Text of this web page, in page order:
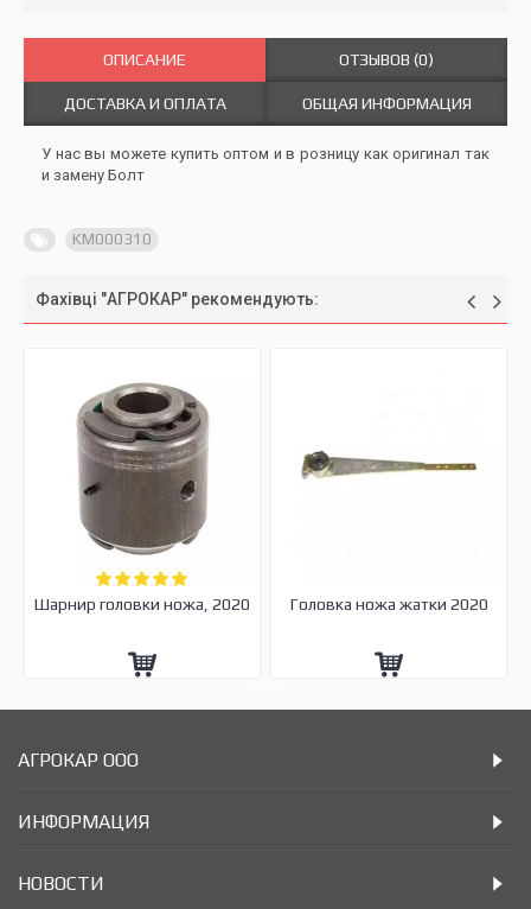
ОПИСАНИЕ ОТЗЫВОВ (0)
ДОСТАВКА И ОПЛАТА ОБЩАЯ ИНФОРМАЦИЯ
У нас вы можете купить оптом и в розницу как оригинал так
и замену Болт
KM000310
Фахівці "АГРОКАР" рекомендують:
Шарнир головки ножа, 2020 Головка ножа жатки 2020
АГРОКАР ООО
ИНФОРМАЦИЯ
НОВОСТИ